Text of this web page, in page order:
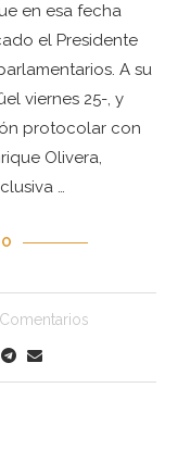
en esa fecha
el Presidente
A su
viernes 25-, y
protocolar con
Olivera,
…